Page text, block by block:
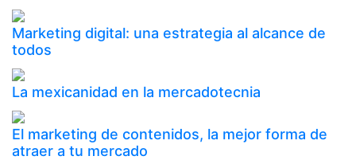
Marketing digital: una estrategia al alcance de
todos
La mexicanidad en la mercadotecnia
El marketing de contenidos, la mejor forma de
atraer a tu mercado